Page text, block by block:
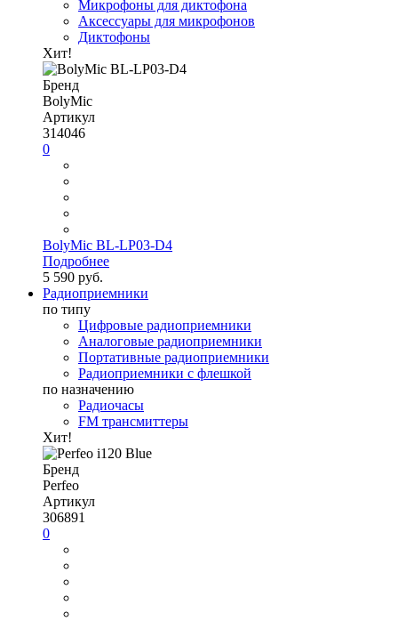
Микрофоны для диктофона
Аксессуары для микрофонов
Диктофоны
Хит!
Бренд
BolyMic
Артикул
314046
0
BolyMic BL-LP03-D4
Подробнее
5 590 руб.
Радиоприемники
по типу
Цифровые радиоприемники
Аналоговые радиоприемники
Портативные радиоприемники
Радиоприемники с флешкой
по назначению
Радиочасы
FM трансмиттеры
Хит!
Бренд
Perfeo
Артикул
306891
0